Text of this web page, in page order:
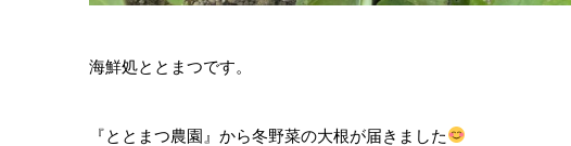
海鮮処ととまつです。
『ととまつ農園』から冬野菜の大根が届きました